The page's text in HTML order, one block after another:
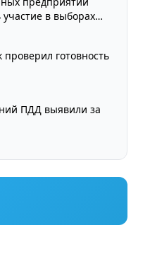
в выборах
готовность
ПДД выявили за